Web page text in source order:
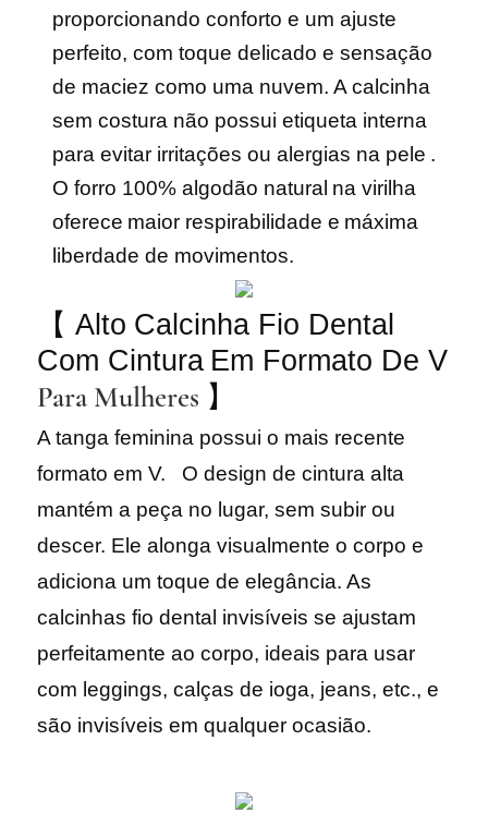
proporcionando conforto e um ajuste
perfeito, com toque delicado e sensação
de maciez como uma nuvem. A calcinha
sem costura não possui etiqueta interna
para evitar irritações ou alergias na pele .
O forro 100% algodão natural na virilha
oferece maior respirabilidade e máxima
liberdade de movimentos.
【 Alto Calcinha Fio Dental
Com Cintura Em Formato De V
Para Mulheres 】
A tanga feminina possui o mais recente
formato em V.
O design de cintura alta
mantém a peça no lugar, sem subir ou
descer. Ele alonga visualmente o corpo e
adiciona um toque de elegância. As
calcinhas fio dental invisíveis se ajustam
perfeitamente ao corpo, ideais para usar
com leggings, calças de ioga, jeans, etc., e
são invisíveis em qualquer ocasião.